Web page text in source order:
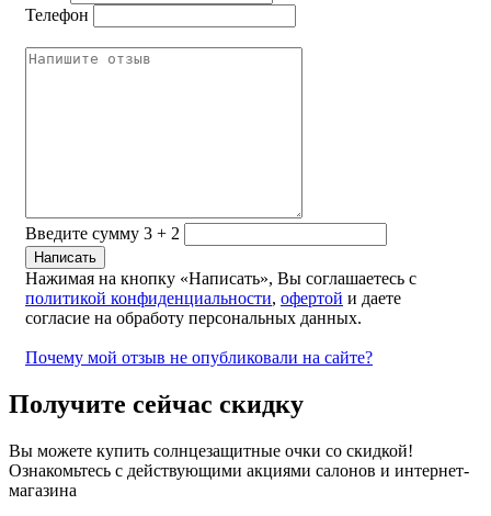
Телефон
Введите сумму 3 + 2
Нажимая на кнопку «Написать», Вы соглашаетесь с
политикой конфиденциальности, офертой и даете
согласие на обработу персональных данных.
Почему мой отзыв не опубликовали на сайте?
Получите сейчас скидку
Вы можете купить солнцезащитные очки со скидкой!
Ознакомьтесь с действующими акциями салонов и интернет-
магазина